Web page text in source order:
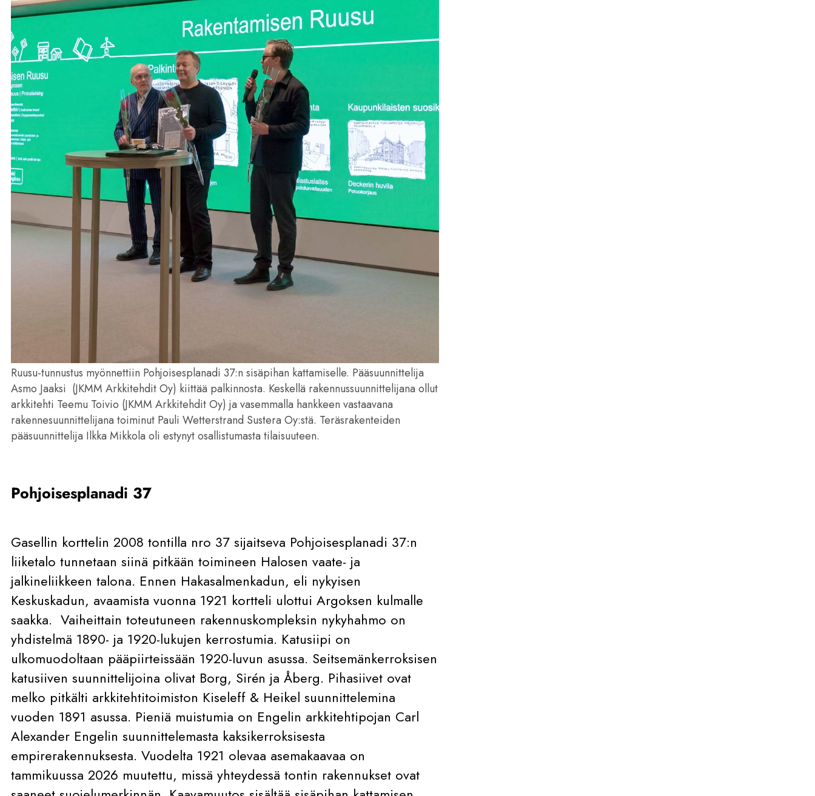
Ruusu-tunnustus myönnettiin Pohjoisesplanadi 37:n sisäpihan kattamiselle. Pääsuunnittelija
Asmo Jaaksi (JKMM Arkkitehdit Oy) kiittää palkinnosta. Keskellä rakennussuunnittelijana ollut
arkkitehti Teemu Toivio (JKMM Arkkitehdit Oy) ja vasemmalla hankkeen vastaavana
rakennesuunnittelijana toiminut Pauli Wetterstrand Sustera Oy:stä. Teräsrakenteiden
pääsuunnittelija Ilkka Mikkola oli estynyt osallistumasta tilaisuuteen.
Pohjoisesplanadi 37
Gasellin korttelin 2008 tontilla nro 37 sijaitseva Pohjoisesplanadi 37:n
liiketalo tunnetaan siinä pitkään toimineen Halosen vaate- ja
jalkineliikkeen talona. Ennen Hakasalmenkadun, eli nykyisen
Keskuskadun, avaamista vuonna 1921 kortteli ulottui Argoksen kulmalle
saakka. Vaiheittain toteutuneen rakennuskompleksin nykyhahmo on
yhdistelmä 1890- ja 1920-lukujen kerrostumia. Katusiipi on
ulkomuodoltaan pääpiirteissään 1920-luvun asussa. Seitsemänkerroksisen
katusiiven suunnittelijoina olivat Borg, Sirén ja Åberg. Pihasiivet ovat
melko pitkälti arkkitehtitoimiston Kiseleff & Heikel suunnittelemina
vuoden 1891 asussa. Pieniä muistumia on Engelin arkkitehtipojan Carl
Alexander Engelin suunnittelemasta kaksikerroksisesta
empirerakennuksesta. Vuodelta 1921 olevaa asemakaavaa on
tammikuussa 2026 muutettu, missä yhteydessä tontin rakennukset ovat